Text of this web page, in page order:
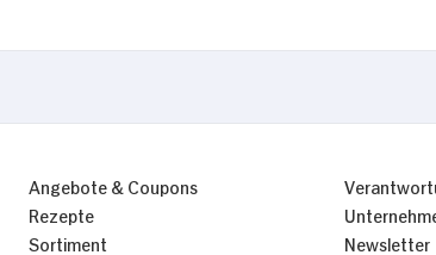
Angebote & Coupons
Rezepte
Sortiment
Newsletter